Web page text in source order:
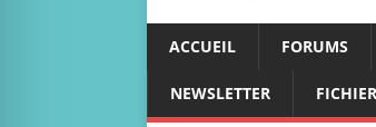
ACCUEIL FORUMS
NEWSLETTER